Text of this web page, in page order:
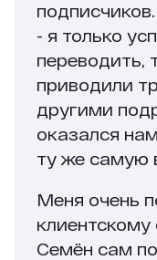
- я только
переводить,
приводили
другими
оказался
ту же самую
Меня очень
Семён сам